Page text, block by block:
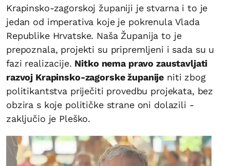
Krapinsko-zagorskoj županiji je stvarna i to je
jedan od imperativa koje je pokrenula Vlada
Republike Hrvatske. Naša Županija to je
prepoznala, projekti su pripremljeni i sada su u
fazi realizacije. Nitko nema pravo zaustavljati
razvoj Krapinsko-zagorske županije niti zbog
politikantstva priječiti provedbu projekata, bez
obzira s koje političke strane oni dolazili -
zaključio je Pleško.